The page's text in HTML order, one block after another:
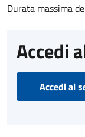
Durata massima
Accedi
Accedi al